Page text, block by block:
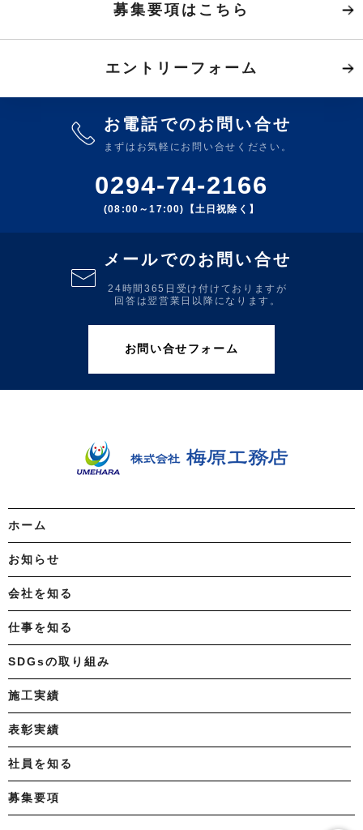
募集要項はこちら
エントリーフォーム
お電話でのお問い合せ
まずはお気軽にお問い合せください。
0294-74-2166
(08:00～17:00)【土日祝除く】
メールでのお問い合せ
24時間365日受け付けておりますが
回答は翌営業日以降になります。
お問い合せフォーム
ホーム
お知らせ
会社を知る
仕事を知る
SDGsの取り組み
施工実績
表彰実績
社員を知る
募集要項